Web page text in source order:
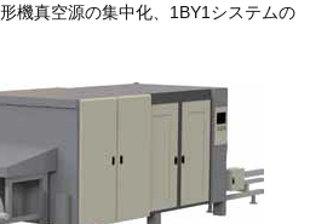
機真空源の集中化、1BY1システムの